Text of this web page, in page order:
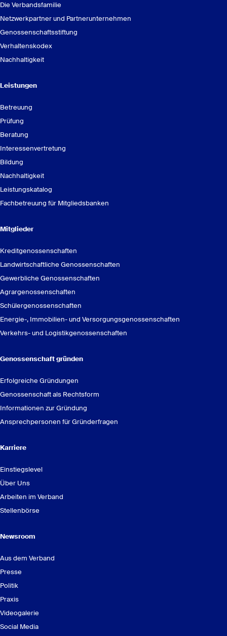
Die Verbandsfamilie
Netzwerkpartner und Partnerunternehmen
Genossenschaftsstiftung
Verhaltenskodex
Nachhaltigkeit
Leistungen
Betreuung
Prüfung
Beratung
Interessenvertretung
Bildung
Nachhaltigkeit
Leistungskatalog
Fachbetreuung für Mitgliedsbanken
Mitglieder
Kreditgenossenschaften
Landwirtschaftliche Genossenschaften
Gewerbliche Genossenschaften
Agrargenossenschaften
Schülergenossenschaften
Energie-, Immobilien- und Versorgungsgenossenschaften
Verkehrs- und Logistikgenossenschaften
Genossenschaft gründen
Erfolgreiche Gründungen
Genossenschaft als Rechtsform
Informationen zur Gründung
Ansprechpersonen für Gründerfragen
Karriere
Einstiegslevel
Über Uns
Arbeiten im Verband
Stellenbörse
Newsroom
Aus dem Verband
Presse
Politik
Praxis
Videogalerie
Social Media